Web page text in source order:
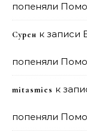
попеняли
Сурен к записи
попеняли
mitasmies к
попеняли